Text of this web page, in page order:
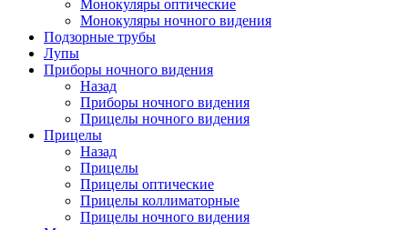
Монокуляры оптические
Монокуляры ночного видения
Подзорные трубы
Лупы
Приборы ночного видения
Назад
Приборы ночного видения
Прицелы ночного видения
Прицелы
Назад
Прицелы
Прицелы оптические
Прицелы коллиматорные
Прицелы ночного видения